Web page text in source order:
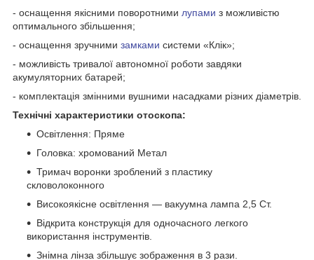
- оснащення якісними поворотними лупами з можливістю
оптимального збільшення;
- оснащення зручними замками системи «Клік»;
- можливість тривалої автономної роботи завдяки
акумуляторних батарей;
- комплектація змінними вушними насадками різних діаметрів.
Технічні характеристики отоскопа:
Освітлення: Пряме
Головка: хромований Метал
Тримач воронки зроблений з пластику
скловолоконного
Високоякісне освітлення — вакуумна лампа 2,5 Ст.
Відкрита конструкція для одночасного легкого
використання інструментів.
Знімна лінза збільшує зображення в 3 рази.